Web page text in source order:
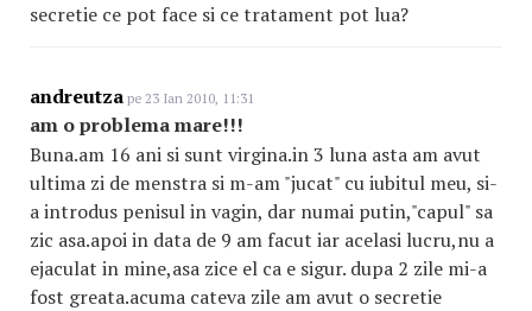
secretie ce pot face si ce tratament pot lua?
andreutza pe 23 Ian 2010, 11:31
am o problema mare!!!
Buna.am 16 ani si sunt virgina.in 3 luna asta am avut
ultima zi de menstra si m-am "jucat" cu iubitul meu, si-
a introdus penisul in vagin, dar numai putin,"capul" sa
zic asa.apoi in data de 9 am facut iar acelasi lucru,nu a
ejaculat in mine,asa zice el ca e sigur. dupa 2 zile mi-a
fost greata.acuma cateva zile am avut o secretie